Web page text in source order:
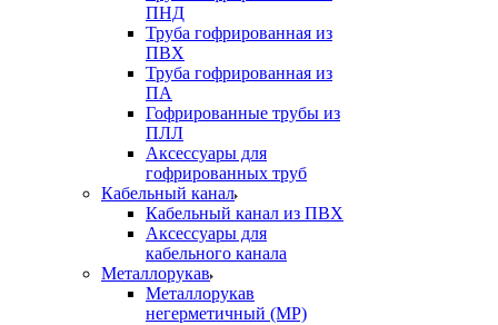
ПНД
Труба гофрированная из
ПВХ
Труба гофрированная из
ПА
Гофрированные трубы из
ПЛЛ
Аксессуары для
гофрированных труб
Кабельный канал
Кабельный канал из ПВХ
Аксессуары для
кабельного канала
Металлорукав
Металлорукав
негерметичный (МР)